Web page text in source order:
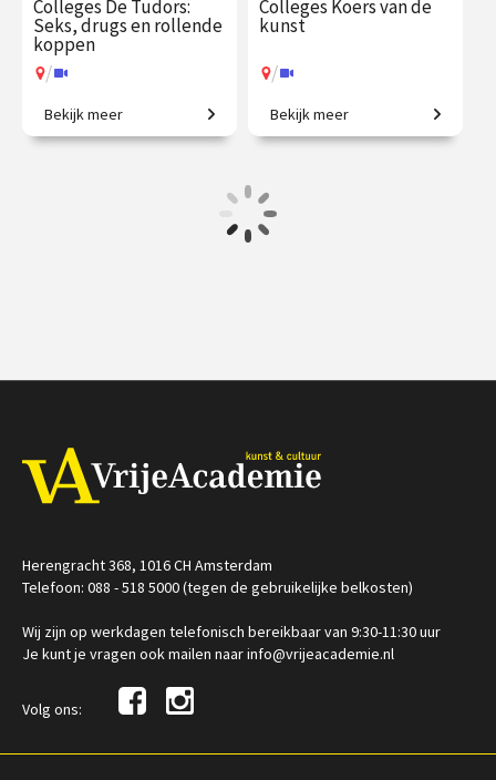
Colleges De Tudors:
Seks, drugs en rollende
koppen
/
Een geschiedenis van
Engeland in zes huwelijken.
Bekijk meer
Colleges Koers van de
kunst
/
Creatieve steden, van
Athene tot New York.
Bekijk meer
Herengracht 368, 1016 CH Amsterdam
Telefoon: 088 - 518 5000 (tegen de gebruikelijke belkosten)
Wij zijn op werkdagen telefonisch bereikbaar van 9:30-11:30 uur
Je kunt je vragen ook mailen naar info@vrijeacademie.nl
Volg ons: